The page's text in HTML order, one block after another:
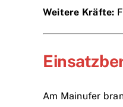
Weitere Kräfte:
Am Mainufer